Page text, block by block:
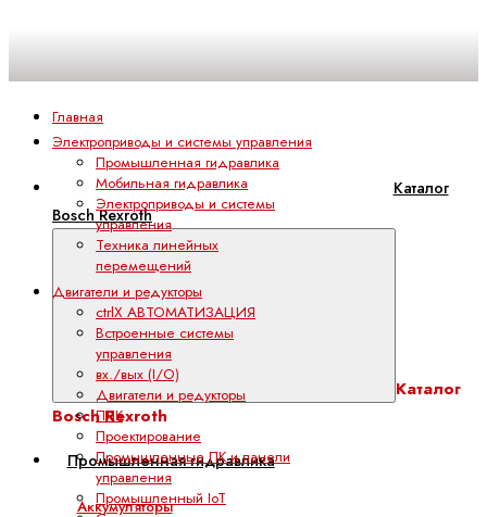
Каталог
Bosch Rexroth
Каталог
Bosch Rexroth
Промышленная гидравлика
Аккумуляторы
Главная
Электроприводы и системы управления
Промышленная гидравлика
Мобильная гидравлика
Электроприводы и системы
управления
Техника линейных
перемещений
Двигатели и редукторы
ctrlX АВТОМАТИЗАЦИЯ
Встроенные системы
управления
вх./вых (I/O)
Двигатели и редукторы
ПЛК
Проектирование
Промышленные ПК и панели
управления
Промышленный IoT